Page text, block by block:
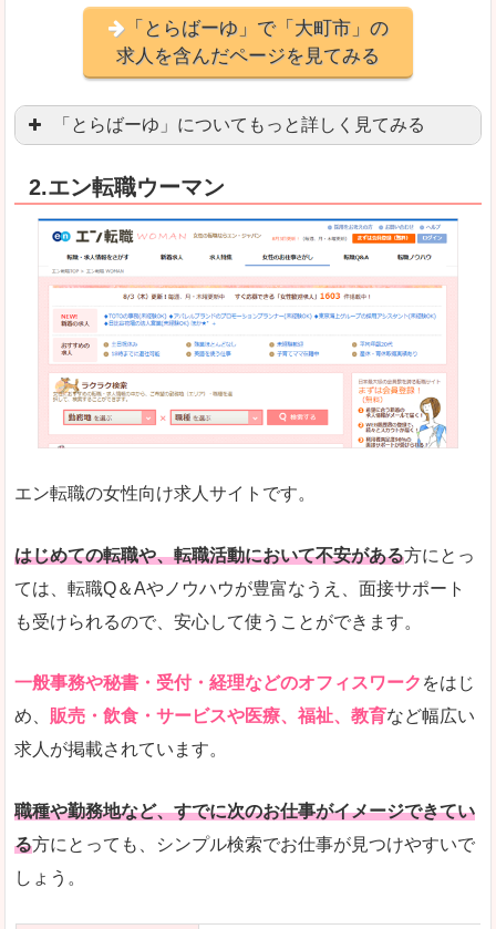
「とらばーゆ」で「大町市」の
求人を含んだページを見てみる
「とらばーゆ」についてもっと詳しく見てみる
良いところ
スマホアプリやソーシャルアカウントが充実して
「ファッション・ブランドページ」という検索
悪いところ
事務などのオフィスワークを探している方にとっ
専門性が強い部分があるので、逆に一般的なお仕
詳しい説明
とにかく、女性ならではの職種の専門性が高いの
また、アパレル・コスメ、エステ・ネイル・美容
人気度
専門性が高いので、これらのお仕事に転職を考
リクルートグループなので、大手という安心感も
使いやすさ
検索がしやすく、求人詳細にも画像やイラストな
2.エン転職ウーマン
エン転職の女性向け求人サイトです。
はじめての転職や、転職活動において不安がある方にとっ
ては、転職Q＆Aやノウハウが豊富なうえ、面接サポート
も受けられるので、安心して使うことができます。
一般事務や秘書・受付・経理などのオフィスワーク をはじ
め、 販売・飲食・サービスや医療、福祉、教育など幅広い
求人が掲載されています。
職種や勤務地など、すでに次のお仕事がイメージできてい
る方にとっても、シンプル検索でお仕事が見つけやすいで
しょう。